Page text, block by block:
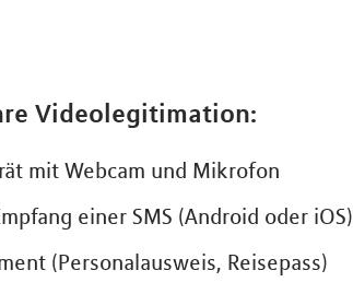
Videolegitimation:
mit Webcam und Mikrofon
einer SMS (Android oder iOS)
(Personalausweis, Reisepass)